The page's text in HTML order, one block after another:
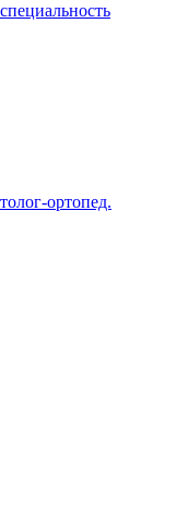
ортопед.